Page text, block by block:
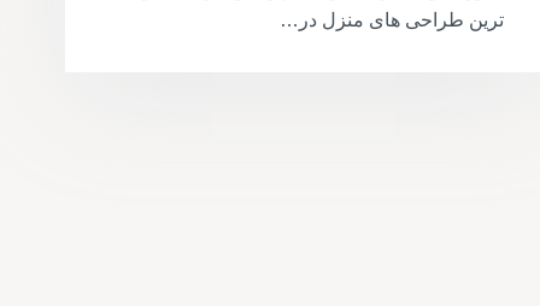
ترین طراحی های منزل در…